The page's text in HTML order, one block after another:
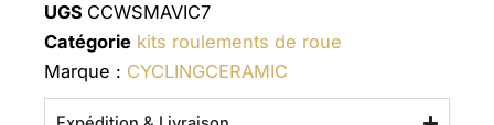
UGS CCWSMAVIC7
Catégorie kits roulements de roue
Marque : CYCLINGCERAMIC